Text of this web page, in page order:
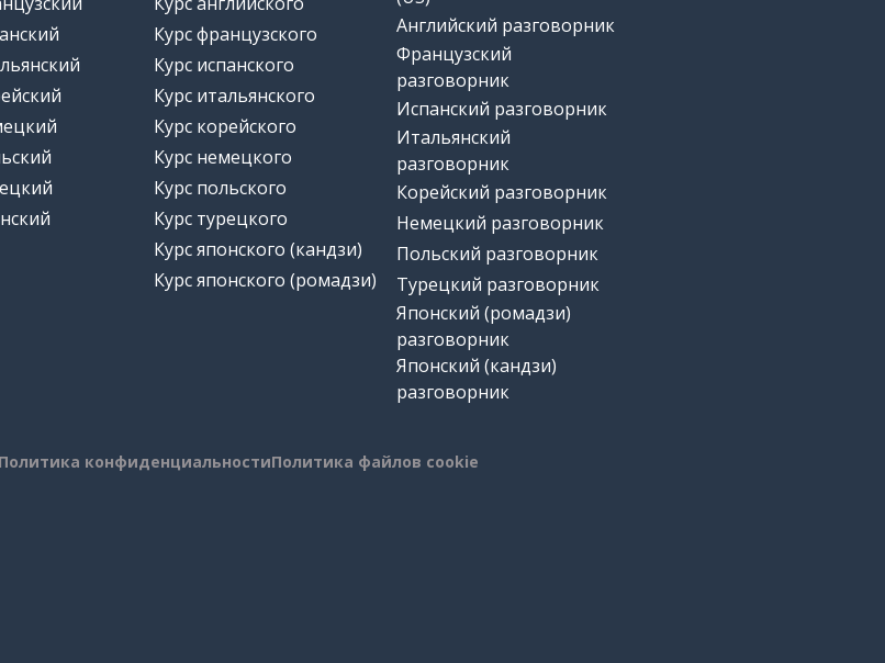
Курс французского
Курс испанского
Курс итальянского
Курс корейского
Курс немецкого
Курс польского
Курс турецкого
Курс японского (кандзи)
Курс японского (ромадзи)
Английский разговорник
Французский
разговорник
Испанский разговорник
Итальянский
разговорник
Корейский разговорник
Немецкий разговорник
Польский разговорник
Турецкий разговорник
Японский (ромадзи)
разговорник
Японский (кандзи)
разговорник
Политика конфиденциальностиПолитика файлов cookie